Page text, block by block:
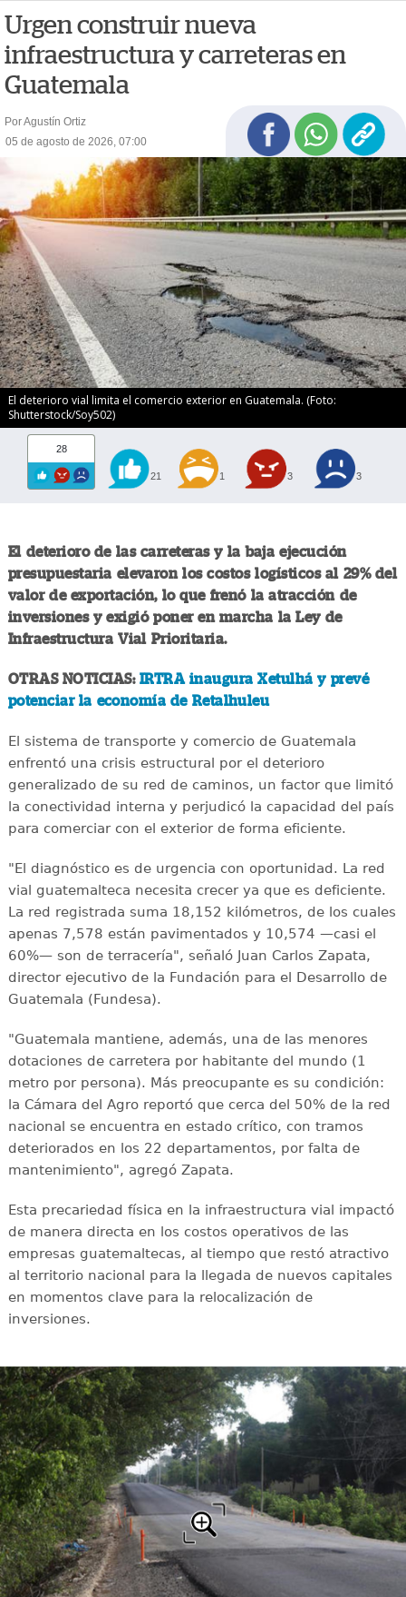
Urgen construir nueva
infraestructura y carreteras en
Guatemala
Por Agustín Ortiz
05 de agosto de 2026, 07:00
El deterioro vial limita el comercio exterior en Guatemala. (Foto:
Shutterstock/Soy502)
28
21 1 3 3
El deterioro de las carreteras y la baja ejecución
presupuestaria elevaron los costos logísticos al 29% del
valor de exportación, lo que frenó la atracción de
inversiones y exigió poner en marcha la Ley de
Infraestructura Vial Prioritaria.
OTRAS NOTICIAS:IRTRA inaugura Xetulhá y prevé
potenciar la economía de Retalhuleu
El sistema de transporte y comercio de Guatemala
enfrentó una crisis estructural por el deterioro
generalizado de su red de caminos, un factor que limitó
la conectividad interna y perjudicó la capacidad del país
para comerciar con el exterior de forma eficiente.
"El diagnóstico es de urgencia con oportunidad. La red
vial guatemalteca necesita crecer ya que es deficiente.
La red registrada suma 18,152 kilómetros, de los cuales
apenas 7,578 están pavimentados y 10,574 —casi el
60%— son de terracería", señaló Juan Carlos Zapata,
director ejecutivo de la Fundación para el Desarrollo de
Guatemala (Fundesa).
"Guatemala mantiene, además, una de las menores
dotaciones de carretera por habitante del mundo (1
metro por persona). Más preocupante es su condición:
la Cámara del Agro reportó que cerca del 50% de la red
nacional se encuentra en estado crítico, con tramos
deteriorados en los 22 departamentos, por falta de
mantenimiento", agregó Zapata.
Esta precariedad física en la infraestructura vial impactó
de manera directa en los costos operativos de las
empresas guatemaltecas, al tiempo que restó atractivo
al territorio nacional para la llegada de nuevos capitales
en momentos clave para la relocalización de
inversiones.